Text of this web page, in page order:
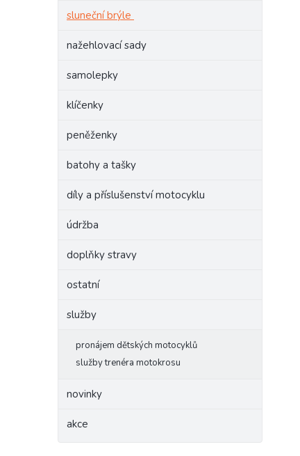
sluneční brýle
nažehlovací sady
samolepky
klíčenky
peněženky
batohy a tašky
díly a příslušenství motocyklu
údržba
doplňky stravy
ostatní
služby
pronájem dětských motocyklů
služby trenéra motokrosu
novinky
akce